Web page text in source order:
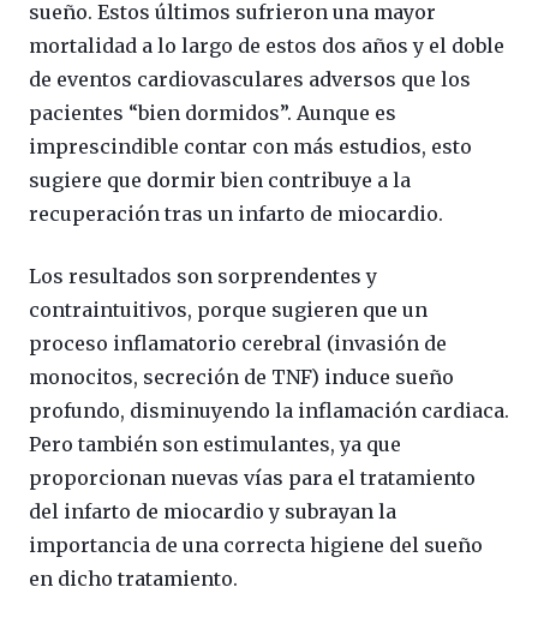
sueño. Estos últimos sufrieron una mayor
mortalidad a lo largo de estos dos años y el doble
de eventos cardiovasculares adversos que los
pacientes “bien dormidos”. Aunque es
imprescindible contar con más estudios, esto
sugiere que dormir bien contribuye a la
recuperación tras un infarto de miocardio.
Los resultados son sorprendentes y
contraintuitivos, porque sugieren que un
proceso inflamatorio cerebral (invasión de
monocitos, secreción de TNF) induce sueño
profundo, disminuyendo la inflamación cardiaca.
Pero también son estimulantes, ya que
proporcionan nuevas vías para el tratamiento
del infarto de miocardio y subrayan la
importancia de una correcta higiene del sueño
en dicho tratamiento.